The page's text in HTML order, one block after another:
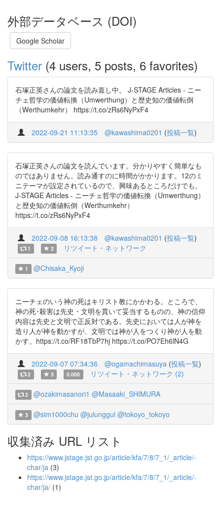
外部データベース (DOI)
Google Scholar
Twitter (4 users, 5 posts, 6 favorites)
石塚正英さんの論文を読み直し中。 J-STAGE Articles - ニー
チェ哲学の価値転換（Umwerthung）と歴史知の価値転倒
（Werthumkehr） https://t.co/zRs6NyPxF4
2022-09-21 11:13:35 @kawashima0201 (投稿一覧)
石塚正英さんの論文を読んでいます。分かりやすく簡単なも
のではありません。読み通すのに時間がかかります。12のミ
ニテーマが設定されているので、興味あるところだけでも。
J-STAGE Articles - ニーチェ哲学の価値転換（Umwerthung）
と歴史知の価値転倒（Werthumkehr）
https://t.co/zRs6NyPxF4
2022-09-08 16:13:38 @kawashima0201 (投稿一覧)
1 2 リツイート・ネットワーク
1 @Chisaka_Kyoji
ニーチェのいう神の死はキリスト教にかかわる。ところで、
神の死･殺害は先史・文明を貫いて妥当するものの、神の信仰
内容は先史と文明で正反対である。先史においては人が神を
造り人が神を動かすが、文明では神が人をつくり神が人を動
かす。https://t.co/RF18TbP7hj https://t.co/PO7Eh6lN4G
2022-09-07 07:34:36 @ogamachimasuya (投稿一覧)
2 3 0.000 リツイート・ネットワーク (2)
2 @ozakimasanori1 @Masaaki_SHIMURA
3 @sim1000chu @julunggul @tokoyo_tokoyo
収集済み URL リスト
https://www.jstage.jst.go.jp/article/kfa/7/8/7_1/_article/-
char/ja (3)
https://www.jstage.jst.go.jp/article/kfa/7/8/7_1/_article/-
char/ja/ (1)